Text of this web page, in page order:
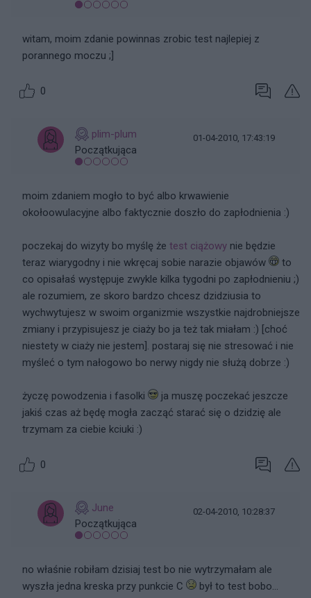
witam, moim zdanie powinnas zrobic test najlepiej z
porannego moczu ;]
0
plim-plum
Początkująca
01-04-2010, 17:43:19
moim zdaniem mogło to być albo krwawienie
okołoowulacyjne albo faktycznie doszło do zapłodnienia :)
poczekaj do wizyty bo myślę że test ciążowy nie będzie
teraz wiarygodny i nie wkręcaj sobie narazie objawów
to
co opisałaś występuje zwykle kilka tygodni po zapłodnieniu ;)
ale rozumiem, ze skoro bardzo chcesz dzidziusia to
wychwytujesz w swoim organizmie wszystkie najdrobniejsze
zmiany i przypisujesz je ciaży bo ja też tak miałam :) [choć
niestety w ciaży nie jestem]. postaraj się nie stresować i nie
myśleć o tym nałogowo bo nerwy nigdy nie służą dobrze :)
życzę powodzenia i fasolki
ja muszę poczekać jeszcze
jakiś czas aż będę mogła zacząć starać się o dzidzię ale
trzymam za ciebie kciuki :)
0
June
Początkująca
02-04-2010, 10:28:37
no właśnie robiłam dzisiaj test bo nie wytrzymałam ale
wyszła jedna kreska przy punkcie C
był to test bobo...